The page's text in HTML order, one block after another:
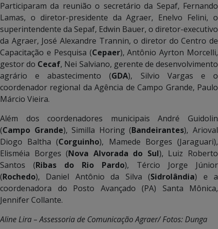
Participaram da reunião o secretário da Sepaf, Fernando
Lamas, o diretor-presidente da Agraer, Enelvo Felini, o
superintendente da Sepaf, Edwin Bauer, o diretor-executivo
da Agraer, José Alexandre Trannin, o diretor do Centro de
Capacitação e Pesquisa (Cepaer), Antônio Ayrton Morcelli,
gestor do Cecaf, Nei Salviano, gerente de desenvolvimento
agrário e abastecimento (GDA), Silvio Vargas e o
coordenador regional da Agência de Campo Grande, Paulo
Márcio Vieira.
Além dos coordenadores municipais André Guidolin
(Campo Grande), Similla Horing (Bandeirantes), Arioval
Diogo Baltha (Corguinho), Mamede Borges (Jaraguari),
Elisméia Borges (Nova Alvorada do Sul), Luiz Roberto
Santos (Ribas do Rio Pardo), Tércio Jorge Júnior
(Rochedo), Daniel Antônio da Silva (Sidrolândia) e a
coordenadora do Posto Avançado (PA) Santa Mônica,
Jennifer Collante.
Aline Lira – Assessoria de Comunicação Agraer/ Fotos: Dunga